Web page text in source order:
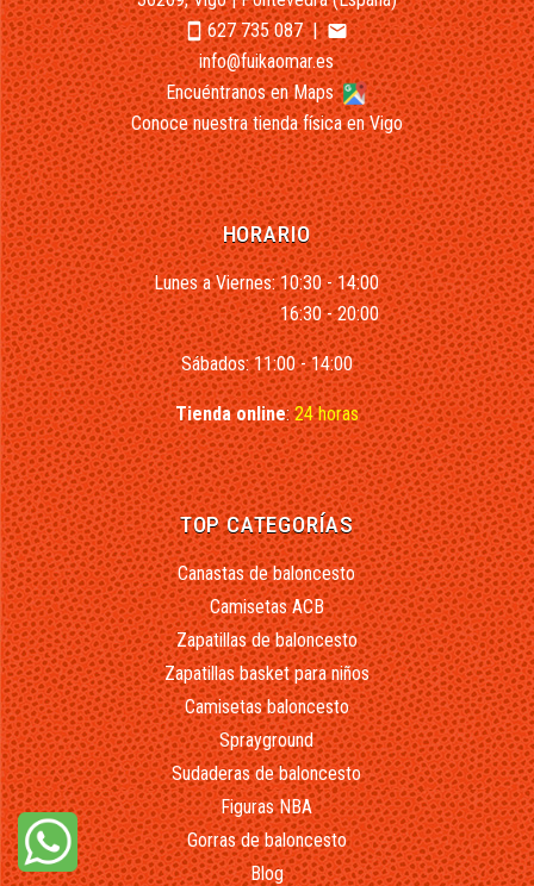
smartphone627 735 087|email
info@fuikaomar.es
Encuéntranos en Maps
Conoce nuestra tienda física en Vigo
HORARIO
Lunes a Viernes: 10:30 - 14:00
16:30 - 20:00
Sábados: 11:00 - 14:00
Tienda online:24 horas
TOP CATEGORÍAS
Canastas de baloncesto
Camisetas ACB
Zapatillas de baloncesto
Zapatillas basket para niños
Camisetas baloncesto
Sprayground
Sudaderas de baloncesto
Figuras NBA
Gorras de baloncesto
Blog